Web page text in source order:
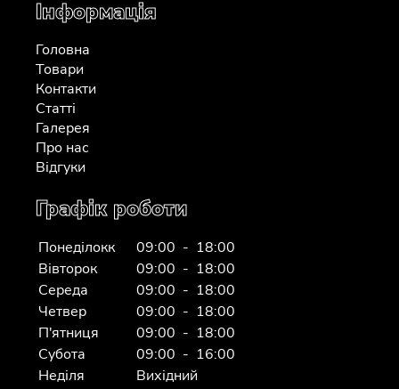
Інформація
Головна
Товари
Контакти
Статті
Галерея
Про нас
Відгуки
Графік роботи
Понеділокк
09:00 - 18:00
Вівторок
09:00 - 18:00
Середа
09:00 - 18:00
Четвер
09:00 - 18:00
П'ятниця
09:00 - 18:00
Субота
09:00 - 16:00
Неділя
Вихідний